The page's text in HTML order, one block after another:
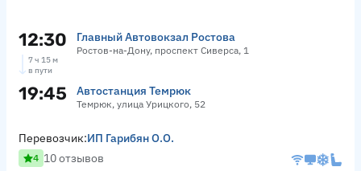
12:30 Главный Автовокзал Ростова
Ростов-на-Дону, проспект Сиверса, 1
7 ч 15 м
в пути
19:45 Автостанция Темрюк
Темрюк, улица Урицкого, 52
Перевозчик:ИП Гарибян О.О.
4 10 отзывов